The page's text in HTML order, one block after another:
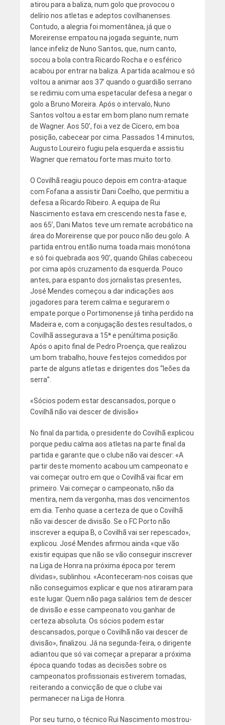
atirou para a baliza, num golo que provocou o
delírio nos atletas e adeptos covilhanenses.
Contudo, a alegria foi momentânea, já que o
Moreirense empatou na jogada seguinte, num
lance infeliz de Nuno Santos, que, num canto,
socou a bola contra Ricardo Rocha e o esférico
acabou por entrar na baliza. A partida acalmou e só
voltou a animar aos 37’ quando o guardião serrano
se redimiu com uma espetacular defesa a negar o
golo a Bruno Moreira. Após o intervalo, Nuno
Santos voltou a estar em bom plano num remate
de Wagner. Aos 50’, foi a vez de Cícero, em boa
posição, cabecear por cima. Passados 14 minutos,
Augusto Loureiro fugiu pela esquerda e assistiu
Wagner que rematou forte mas muito torto.
O Covilhã reagiu pouco depois em contra-ataque
com Fofana a assistir Dani Coelho, que permitiu a
defesa a Ricardo Ribeiro. A equipa de Rui
Nascimento estava em crescendo nesta fase e,
aos 65’, Dani Matos teve um remate acrobático na
área do Moreirense que por pouco não deu golo. A
partida entrou então numa toada mais monótona
e só foi quebrada aos 90’, quando Ghilas cabeceou
por cima após cruzamento da esquerda. Pouco
antes, para espanto dos jornalistas presentes,
José Mendes começou a dar indicações aos
jogadores para terem calma e segurarem o
empate porque o Portimonense já tinha perdido na
Madeira e, com a conjugação destes resultados, o
Covilhã assegurava a 15ª e penúltima posição.
Após o apito final de Pedro Proença, que realizou
um bom trabalho, houve festejos comedidos por
parte de alguns atletas e dirigentes dos “leões da
serra”.
«Sócios podem estar descansados, porque o
Covilhã não vai descer de divisão»
No final da partida, o presidente do Covilhã explicou
porque pediu calma aos atletas na parte final da
partida e garante que o clube não vai descer: «A
partir deste momento acabou um campeonato e
vai começar outro em que o Covilhã vai ficar em
primeiro. Vai começar o campeonato, não da
mentira, nem da vergonha, mas dos vencimentos
em dia. Tenho quase a certeza de que o Covilhã
não vai descer de divisão. Se o FC Porto não
inscrever a equipa B, o Covilhã vai ser repescado»,
explicou. José Mendes afirmou ainda «que vão
existir equipas que não se vão conseguir inscrever
na Liga de Honra na próxima época por terem
dívidas», sublinhou. «Aconteceram-nos coisas que
não conseguimos explicar e que nos atiraram para
este lugar. Quem não paga salários tem de descer
de divisão e esse campeonato vou ganhar de
certeza absoluta. Os sócios podem estar
descansados, porque o Covilhã não vai descer de
divisão», finalizou. Já na segunda-feira, o dirigente
adiantou que só vai começar a preparar a próxima
época quando todas as decisões sobre os
campeonatos profissionais estiverem tomadas,
reiterando a convicção de que o clube vai
permanecer na Liga de Honra.
Por seu turno, o técnico Rui Nascimento mostrou-